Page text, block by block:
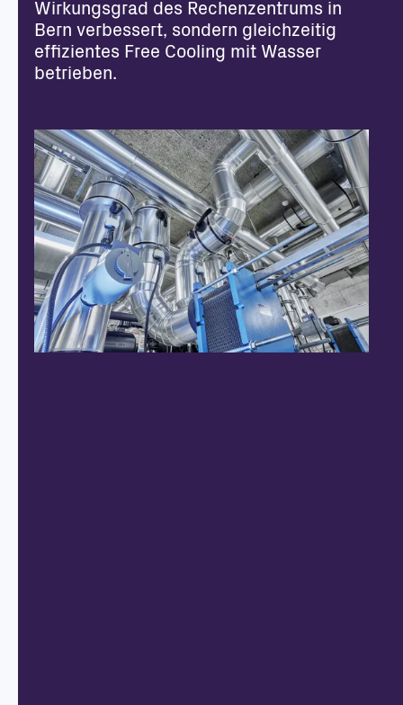
Wirkungsgrad des Rechenzentrums in
Bern verbessert, sondern gleichzeitig
effizientes Free Cooling mit Wasser
betrieben.